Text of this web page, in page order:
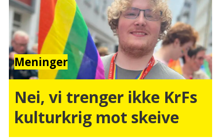
Meninger
Nei, vi trenger ikke KrFs
kulturkrig mot skeive